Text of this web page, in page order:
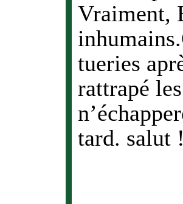
Vraiment,
tueries
rattrapé
tard. salut !